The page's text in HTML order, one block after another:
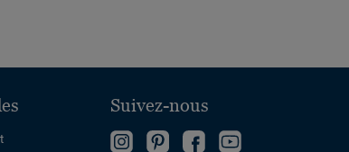
Suivez-nous
FollowFollowDevenezRegardez